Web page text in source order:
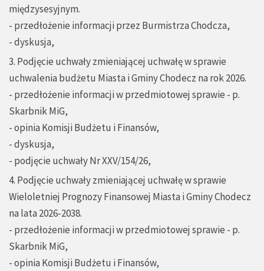
międzysesyjnym.
- przedłożenie informacji przez Burmistrza Chodcza,
- dyskusja,
3. Podjęcie uchwały zmieniającej uchwałę w sprawie
uchwalenia budżetu Miasta i Gminy Chodecz na rok 2026.
- przedłożenie informacji w przedmiotowej sprawie - p.
Skarbnik MiG,
- opinia Komisji Budżetu i Finansów,
- dyskusja,
- podjęcie uchwały Nr XXV/154/26,
4. Podjęcie uchwały zmieniającej uchwałę w sprawie
Wieloletniej Prognozy Finansowej Miasta i Gminy Chodecz
na lata 2026-2038.
- przedłożenie informacji w przedmiotowej sprawie - p.
Skarbnik MiG,
- opinia Komisji Budżetu i Finansów,